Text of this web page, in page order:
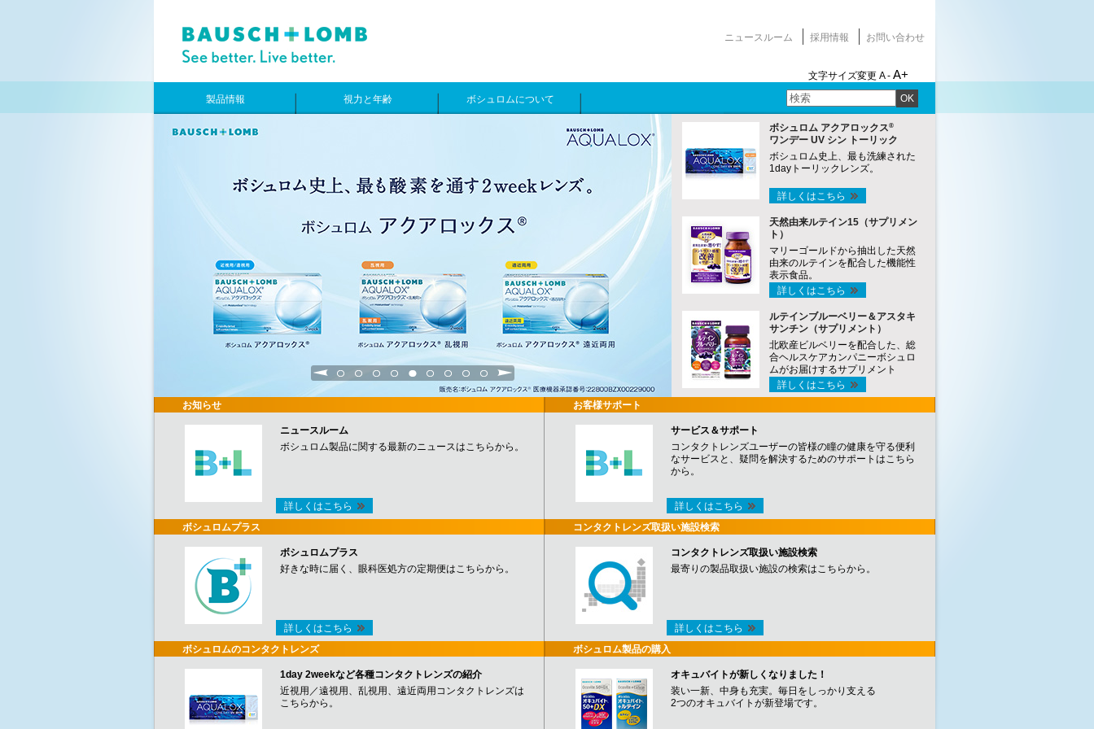
ニュースルーム 採用情報 お問い合わせ
文字サイズ変更 A - A+
OK
製品情報 視力と年齢 ボシュロムについて
1 2 3 4 5 6 7 8 9
ボシュロム アクアロックス®
ワンデー UV シン トーリック
ボシュロム史上、最も洗練された
1dayトーリックレンズ。
詳しくはこちら
天然由来ルテイン15（サプリメン
ト）
マリーゴールドから抽出した天然
由来のルテインを配合した機能性
表示食品。
詳しくはこちら
ルテインブルーベリー＆アスタキ
サンチン（サプリメント）
北欧産ビルベリーを配合した、総
合ヘルスケアカンパニーボシュロ
ムがお届けするサプリメント
詳しくはこちら
お知らせ
ニュースルーム
ボシュロム製品に関する最新のニュースはこちらから。
詳しくはこちら
ボシュロムプラス
ボシュロムプラス
好きな時に届く、眼科医処方の定期便はこちらから。
詳しくはこちら
ボシュロムのコンタクトレンズ
1day 2weekなど各種コンタクトレンズの紹介
近視用／遠視用、乱視用、遠近両用コンタクトレンズは
こちらから。
お客様サポート
サービス＆サポート
コンタクトレンズユーザーの皆様の瞳の健康を守る便利
なサービスと、疑問を解決するためのサポートはこちら
から。
詳しくはこちら
コンタクトレンズ取扱い施設検索
コンタクトレンズ取扱い施設検索
最寄りの製品取扱い施設の検索はこちらから。
詳しくはこちら
ボシュロム製品の購入
オキュバイトが新しくなりました！
装い一新、中身も充実。毎日をしっかり支える
2つのオキュバイトが新登場です。